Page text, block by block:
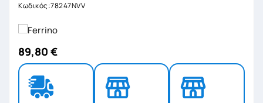
Κωδικός:78247NVV
89,80 €